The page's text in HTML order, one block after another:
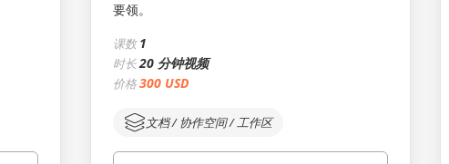
要领。
课数 1
时长20 分钟视频
价格300 USD
文档 / 协作空间 / 工作区